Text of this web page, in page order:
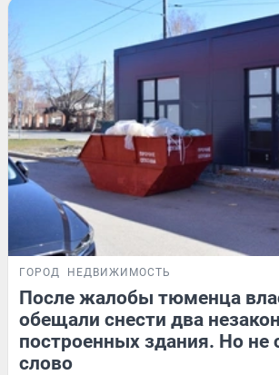
ГОРОД НЕДВИЖИМОСТЬ
После жалобы тюменца
обещали снести два
построенных здания. Но не
слово